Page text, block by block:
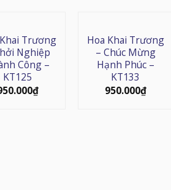
Trương
Nghiệp
Công –
KT125
₫
Hoa Khai Trương
– Chúc Mừng
Hạnh Phúc –
KT133
950.000₫